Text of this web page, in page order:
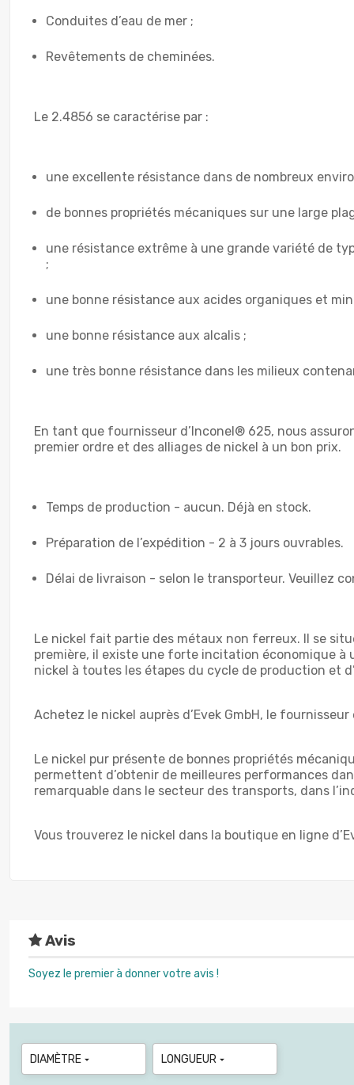
Conduites d’eau de mer ;
Revêtements de cheminées.
Le 2.4856 se caractérise par :
une excellente résistance dans de nombreux
de bonnes propriétés mécaniques sur une large
une résistance extrême à une grande variété de
;
une bonne résistance aux acides organiques et
une bonne résistance aux alcalis ;
une très bonne résistance dans les milieux
En tant que fournisseur d’Inconel® 625, nous
premier ordre et des alliages de nickel à un bon prix.
Temps de production - aucun. Déjà en stock.
Préparation de l’expédition - 2 à 3 jours ouvrables.
Délai de livraison - selon le transporteur. Veuillez
Le nickel fait partie des métaux non ferreux. Il se
première, il existe une forte incitation économique
nickel à toutes les étapes du cycle de production et
Achetez le nickel auprès d’Evek GmbH, le
Le nickel pur présente de bonnes propriétés
permettent d’obtenir de meilleures performances
remarquable dans le secteur des transports, dans
Vous trouverez le nickel dans la boutique en ligne
Avis
Soyez le premier à donner votre avis !
DIAMÈTRE  LONGUEUR 